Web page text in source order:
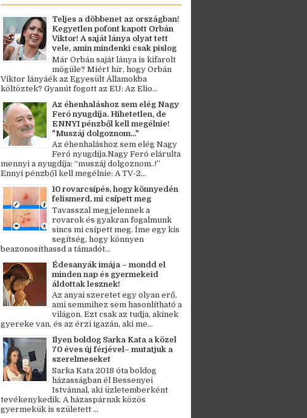
Teljes a döbbenet az országban!
Kegyetlen pofont kapott Orbán
Viktor! A saját lánya olyat tett
vele, amin mindenki csak pislog
Már Orbán saját lánya is kifarolt
mögüle? Miért hír, hogy Orbán
Viktor lányáék az Egyesült Államokba
költöztek? Gyanút fogott az EU: Az Elio...
Az éhenhaláshoz sem elég Nagy
Feró nyugdíja. Hihetetlen, de
ENNYI pénzből kell megélnie!
"Muszáj dolgoznom..."
Az éhenhaláshoz sem elég Nagy
Feró nyugdíja.Nagy Feró elárulta
mennyi a nyugdíja: “muszáj dolgoznom..!”
Ennyi pénzből kell megélnie: A TV-2...
10 rovarcsípés, hogy könnyedén
felismerd, mi csípett meg
Tavasszal megjelennek a
rovarok és gyakran fogalmunk
sincs mi csípett meg. Íme egy kis
segítség, hogy könnyen
beazonosíthassd a támadót...
Édesanyák imája – mondd el
minden nap és gyermekeid
áldottak lesznek!
Az anyai szeretet egy olyan erő,
ami semmihez sem hasonlítható a
világon. Ezt csak az tudja, akinek
gyereke van, és az érzi igazán, aki me...
Ilyen boldog Sarka Kata a közel
70 éves új férjével– mutatjuk a
szerelmeseket
Sarka Kata 2018 óta boldog
házasságban él Bessenyei
Istvánnal, aki üzletemberként
tevékenykedik. A házaspárnak közös
gyermekük is született ...